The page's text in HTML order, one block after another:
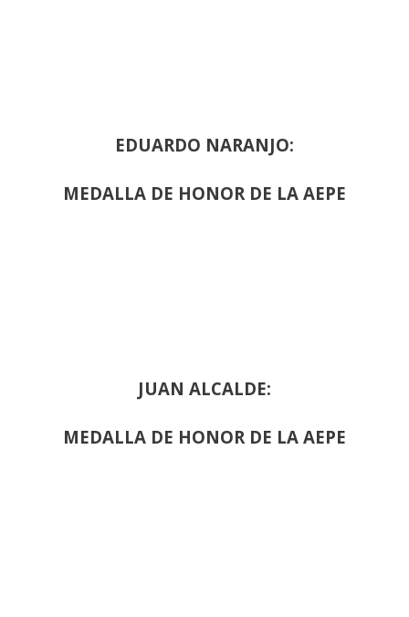
EDUARDO NARANJO:
MEDALLA DE HONOR DE LA AEPE
JUAN ALCALDE:
MEDALLA DE HONOR DE LA AEPE